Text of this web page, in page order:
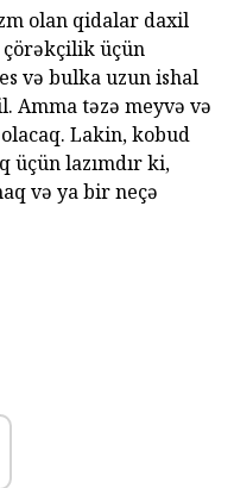
olan qidalar daxil
üçün
və bulka uzun ishal
Amma təzə meyvə və
Lakin, kobud
üçün lazımdır ki,
və ya bir neçə